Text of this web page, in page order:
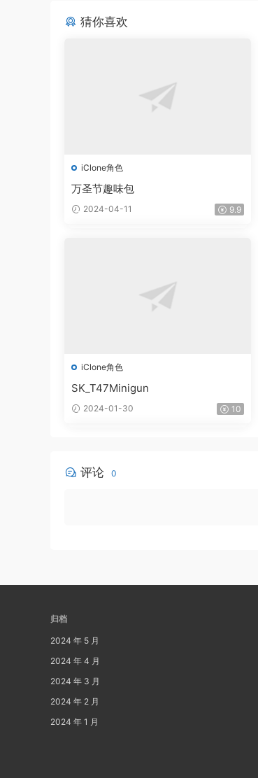
猜你喜欢
iClone角色
万圣节趣味包
2024-04-11 9.9
iClone角色
SK_T47Minigun
2024-01-30 10
评论 0
归档
2024 年 5 月
2024 年 4 月
2024 年 3 月
2024 年 2 月
2024 年 1 月